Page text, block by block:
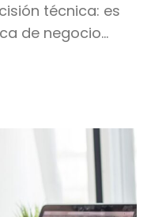
técnica: es
de negocio...